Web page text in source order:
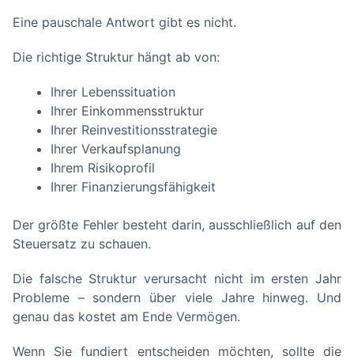
Eine pauschale Antwort gibt es nicht.
Die richtige Struktur hängt ab von:
Ihrer Lebenssituation
Ihrer Einkommensstruktur
Ihrer Reinvestitionsstrategie
Ihrer Verkaufsplanung
Ihrem Risikoprofil
Ihrer Finanzierungsfähigkeit
Der größte Fehler besteht darin, ausschließlich auf den
Steuersatz zu schauen.
Die falsche Struktur verursacht nicht im ersten Jahr
Probleme – sondern über viele Jahre hinweg. Und
genau das kostet am Ende Vermögen.
Wenn Sie fundiert entscheiden möchten, sollte die